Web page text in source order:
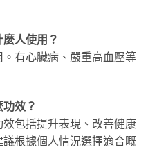
人使用？
有心臟病、嚴重高血壓等
效？
包括提升表現、改善健康
根據個人情況選擇適合嘅